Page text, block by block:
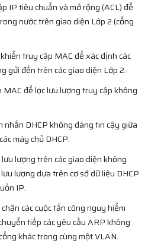
IP tiêu chuẩn và mở rộng (ACL) để
nước trên giao diện Lớp 2 (cổng
truy cập MAC để xác định các
gửi đến trên các giao diện Lớp 2.
để lọc lưu lượng truy cập không
nhắn DHCP không đáng tin cậy giữa
máy chủ DHCP.
lượng trên các giao diện không
lượng dựa trên cơ sở dữ liệu DHCP
IP.
các cuộc tấn công nguy hiểm
tiếp các yêu cầu ARP không
khác trong cùng một VLAN.